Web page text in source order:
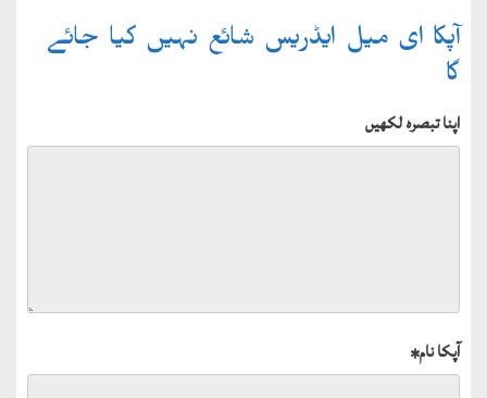
آپکا ای میل ایڈریس شائع نہیں کیا جائے
گا
اپنا تبصرہ لکھیں
آپکا نام*